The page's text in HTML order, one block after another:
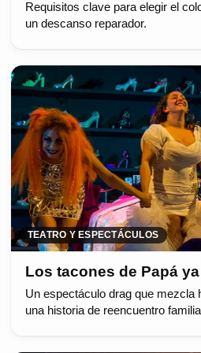
Requisitos clave para elegir el
un descanso reparador.
TEATRO Y ESPECTÁCULOS
Los tacones de Papá
Un espectáculo drag que mezcla
una historia de reencuentro